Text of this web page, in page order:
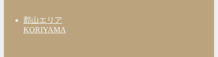
郡山エリア
KORIYAMA